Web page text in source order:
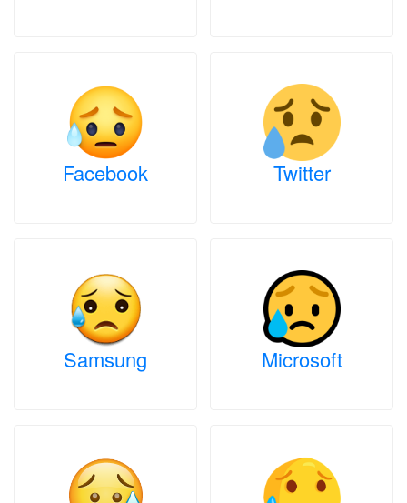
Facebook Twitter
Samsung Microsoft